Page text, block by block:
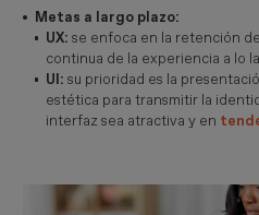
Metas a largo plazo:
UX: se enfoca en la retención
continua de la experiencia a lo
UI: su prioridad es la
estética para transmitir la
interfaz sea atractiva y en